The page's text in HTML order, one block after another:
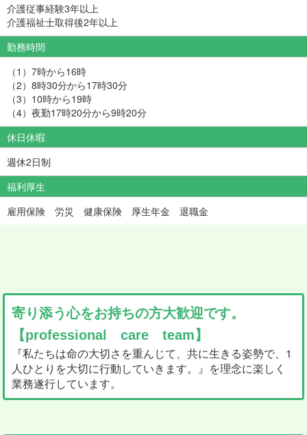
介護従事経験3年以上
介護福祉士取得後2年以上
勤務時間
（1）7時から16時
（2）8時30分から17時30分
（3）10時から19時
（4）夜勤17時20分から9時20分
休日休暇
週休2日制
福利厚生
雇用保険 労災 健康保険 厚生年金 退職金
寄り添う心をお持ちの方大歓迎です。
【professional care team】
『私たちは命の大切さを重んじて、共に生きる姿勢で、1
人ひとりを大切に行動していきます。』を理念に楽しく
業務遂行しています。